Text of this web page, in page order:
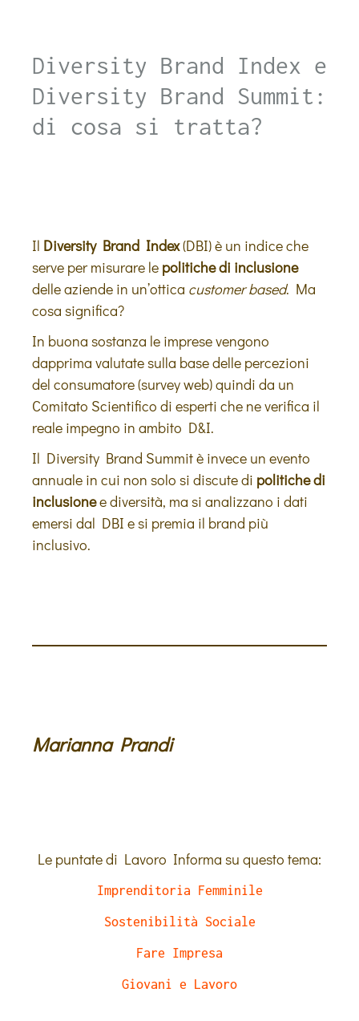
Diversity Brand Index e
Diversity Brand Summit:
di cosa si tratta?
Il Diversity Brand Index(DBI) è un indice che
serve per misurare le politiche di inclusione
delle aziende in un’ottica customer based. Ma
cosa significa?
In buona sostanza le imprese vengono
dapprima valutate sulla base delle percezioni
del consumatore (survey web) quindi da un
Comitato Scientifico di esperti che ne verifica il
reale impegno in ambito D&I.
Il Diversity Brand Summit è invece un evento
annuale in cui non solo si discute di politiche di
inclusionee diversità, ma si analizzano i dati
emersi dal DBI e si premia il brand più
inclusivo.
Marianna Prandi
Le puntate di Lavoro Informa su questo tema:
Imprenditoria Femminile
Sostenibilità Sociale
Fare Impresa
Giovani e Lavoro